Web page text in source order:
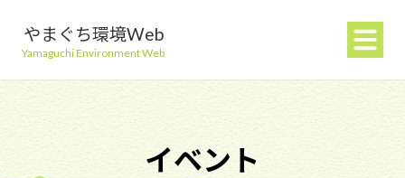
やまぐち環境Web
Yamaguchi Environment Web
イベント